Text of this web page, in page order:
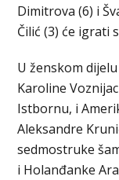
Dimitrova (6) i
Čilić (3) će igrati
U ženskom
Karoline
Istbornu, i
Aleksandre
sedmostruke
i Holanđanke